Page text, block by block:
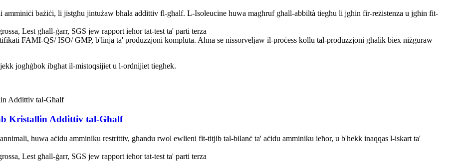
bażiċi, li jistgħu jintużaw bħala addittiv fl-għalf. L-Isoleucine huwa magħruf għall-abbiltà tiegħu li jgħin fir-reżistenza u jgħin fit-
Lest għall-ġarr, SGS jew rapport ieħor tat-test ta' parti terza
FAMI-QS/ ISO/ GMP, b'linja ta' produzzjoni kompluta. Aħna se nissorveljaw il-proċess kollu tal-produzzjoni għalik biex niżguraw
jogħġbok ibgħat il-mistoqsijiet u l-ordnijiet tiegħek.
Kristallin Addittiv tal-Għalf
huwa aċidu amminiku restrittiv, għandu rwol ewlieni fit-titjib tal-bilanċ ta' aċidu amminiku ieħor, u b'hekk inaqqas l-iskart ta'
Lest għall-ġarr, SGS jew rapport ieħor tat-test ta' parti terza